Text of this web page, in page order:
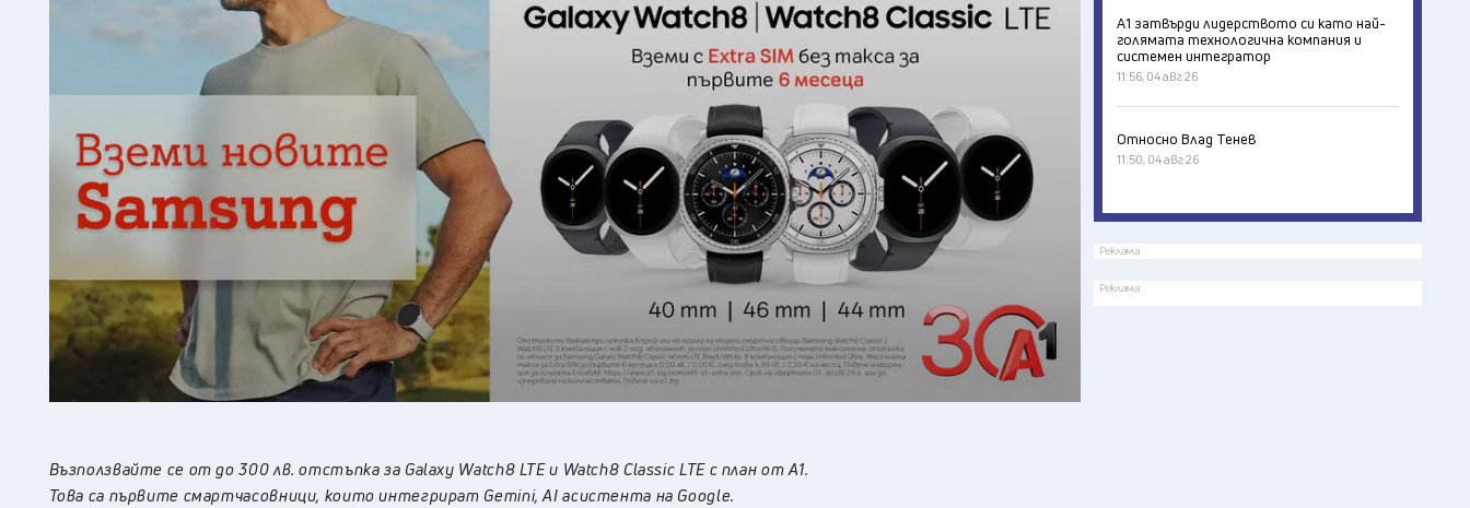
Перник, 25°C
25°C
°C
, 26°C
Силистра, 23 °C
Сливен °C
Смолян, 18°C
София, 25°C
°C
Хасково, 26°C
Шумен, 21°C
Ямбол, 23°C
Възползвайте се от до 300 лв. отстъпка за Galaxy Watch8 LTE и Watch8 Classic LTE с план от А1.
Това са първите смартчасовници, които интегрират Gemini, AI асистента на Google.
А1 затвърди лидерството си като най-
голямата технологична компания и
системен интегратор
11:56, 04 авг 26
Относно Влад Тенев
11:50, 04 авг 26
Реклама
Реклама